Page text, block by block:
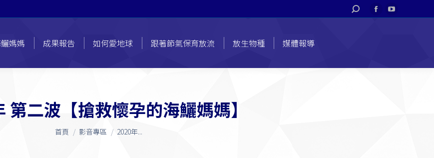
搜
索
Facebook
new
YouTube
new
媽媽 成果報告 如何愛地球 跟著節氣保育放流 放生物種 媒體報導
第二波【搶救懷孕的海鱺媽媽】
您在這裡：
首頁 影音專區 2020年...